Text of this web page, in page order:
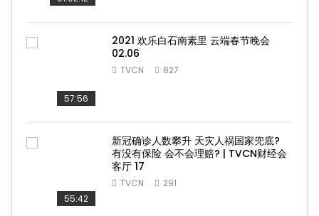
57:56
2021 欢乐白石南素里 云端春节晚会
02.06
TVCN 827
55:42
新冠确诊人数攀升 天灾人祸国家兜底?
有没有保险 会不会理赔? | TVCN财经会
客厅 17
TVCN 291